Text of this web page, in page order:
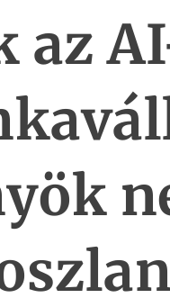
az